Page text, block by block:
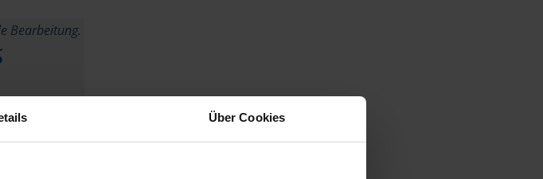
Über Cookies
Bearbeitung.